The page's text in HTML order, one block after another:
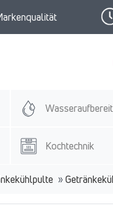
Kochtechnik
»